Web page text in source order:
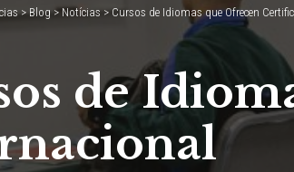
>Blog> Notícias > Cursos de Idiomas que Ofrecen
de